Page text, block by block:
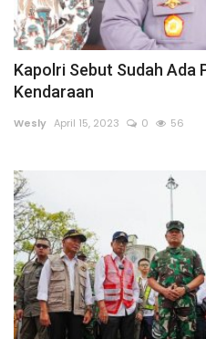
Kapolri Sebut Sudah Ada
Kendaraan
Wesly April 15, 2023 0 56